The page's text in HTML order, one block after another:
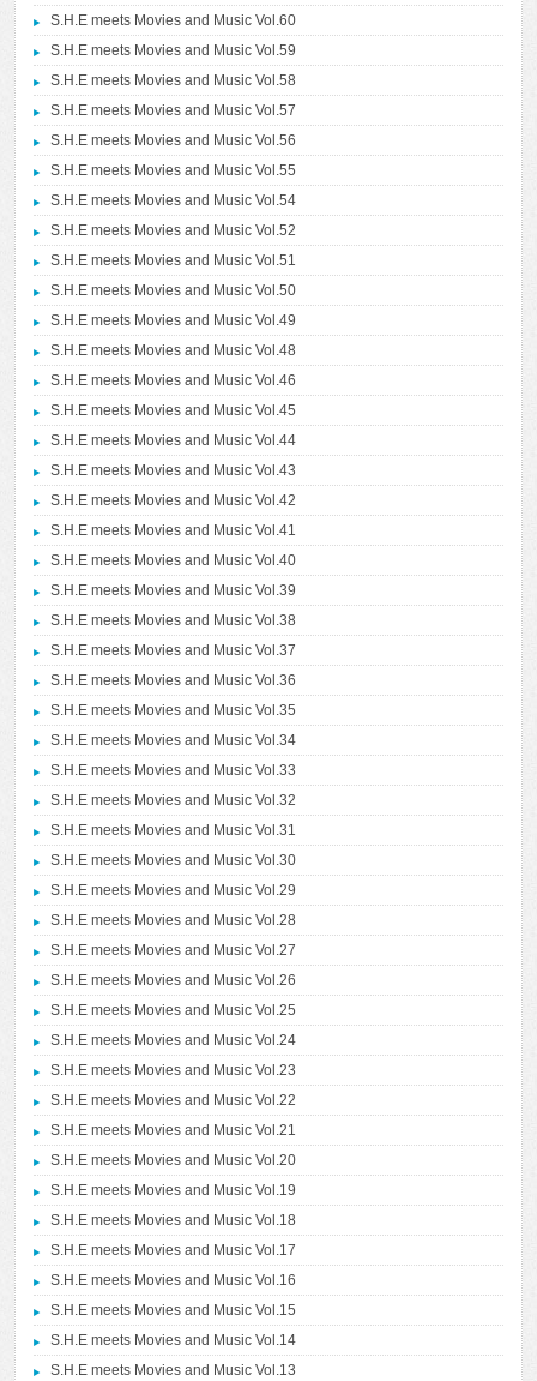
S.H.E meets Movies and Music Vol.60
S.H.E meets Movies and Music Vol.59
S.H.E meets Movies and Music Vol.58
S.H.E meets Movies and Music Vol.57
S.H.E meets Movies and Music Vol.56
S.H.E meets Movies and Music Vol.55
S.H.E meets Movies and Music Vol.54
S.H.E meets Movies and Music Vol.52
S.H.E meets Movies and Music Vol.51
S.H.E meets Movies and Music Vol.50
S.H.E meets Movies and Music Vol.49
S.H.E meets Movies and Music Vol.48
S.H.E meets Movies and Music Vol.46
S.H.E meets Movies and Music Vol.45
S.H.E meets Movies and Music Vol.44
S.H.E meets Movies and Music Vol.43
S.H.E meets Movies and Music Vol.42
S.H.E meets Movies and Music Vol.41
S.H.E meets Movies and Music Vol.40
S.H.E meets Movies and Music Vol.39
S.H.E meets Movies and Music Vol.38
S.H.E meets Movies and Music Vol.37
S.H.E meets Movies and Music Vol.36
S.H.E meets Movies and Music Vol.35
S.H.E meets Movies and Music Vol.34
S.H.E meets Movies and Music Vol.33
S.H.E meets Movies and Music Vol.32
S.H.E meets Movies and Music Vol.31
S.H.E meets Movies and Music Vol.30
S.H.E meets Movies and Music Vol.29
S.H.E meets Movies and Music Vol.28
S.H.E meets Movies and Music Vol.27
S.H.E meets Movies and Music Vol.26
S.H.E meets Movies and Music Vol.25
S.H.E meets Movies and Music Vol.24
S.H.E meets Movies and Music Vol.23
S.H.E meets Movies and Music Vol.22
S.H.E meets Movies and Music Vol.21
S.H.E meets Movies and Music Vol.20
S.H.E meets Movies and Music Vol.19
S.H.E meets Movies and Music Vol.18
S.H.E meets Movies and Music Vol.17
S.H.E meets Movies and Music Vol.16
S.H.E meets Movies and Music Vol.15
S.H.E meets Movies and Music Vol.14
S.H.E meets Movies and Music Vol.13